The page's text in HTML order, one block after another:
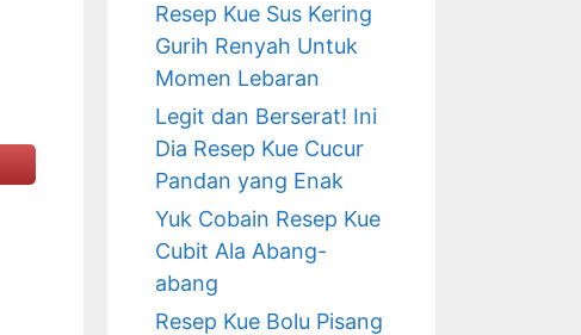
Resep Kue Sus Kering
Gurih Renyah Untuk
Momen Lebaran
Legit dan Berserat! Ini
Dia Resep Kue Cucur
Pandan yang Enak
Yuk Cobain Resep Kue
Cubit Ala Abang-
abang
Resep Kue Bolu Pisang